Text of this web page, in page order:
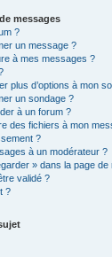
messages
?
un message ?
à mes messages ?
plus d’options à mon
un sondage ?
à un forum ?
des fichiers à mon
?
à un modérateur ?
» dans la page
validé ?
?